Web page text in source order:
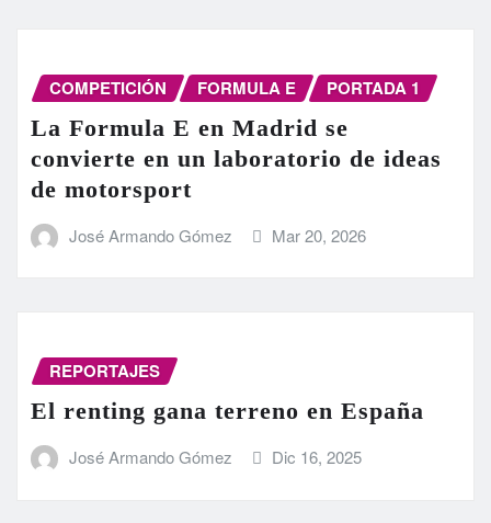
COMPETICIÓN FORMULA E PORTADA 1
La Formula E en Madrid se
convierte en un laboratorio de ideas
de motorsport
José Armando Gómez Mar 20, 2026
REPORTAJES
El renting gana terreno en España
José Armando Gómez Dic 16, 2025